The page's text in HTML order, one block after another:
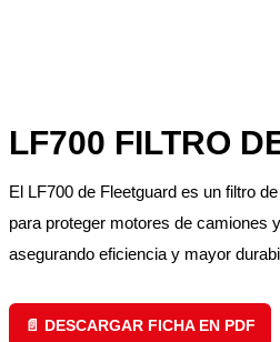
LF700 FILTRO
El LF700 de Fleetguard es un filtro
para proteger motores de camiones
asegurando eficiencia y mayor
📄 DESCARGAR FICHA EN PDF